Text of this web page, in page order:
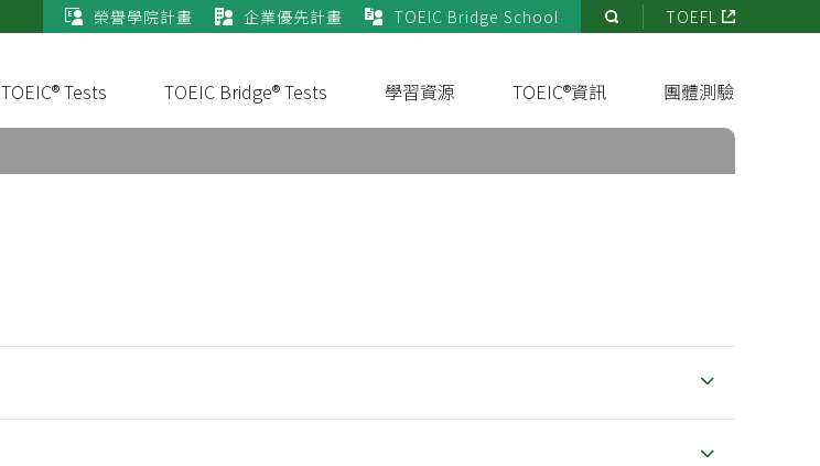
榮譽學院計畫 企業優先計畫 TOEIC Bridge School
站
TOEFL
TOEIC® Tests TOEIC Bridge® Tests 學習資源 TOEIC®資訊 團體測驗